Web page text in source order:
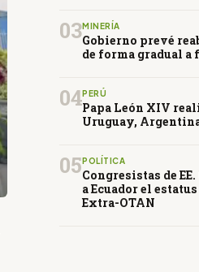
03MINERÍA
Gobierno prevé
de forma gradual a
04PERÚ
Papa León XIV
Uruguay,
05 POLÍTICA
Congresistas de
a Ecuador el
Extra-OTAN